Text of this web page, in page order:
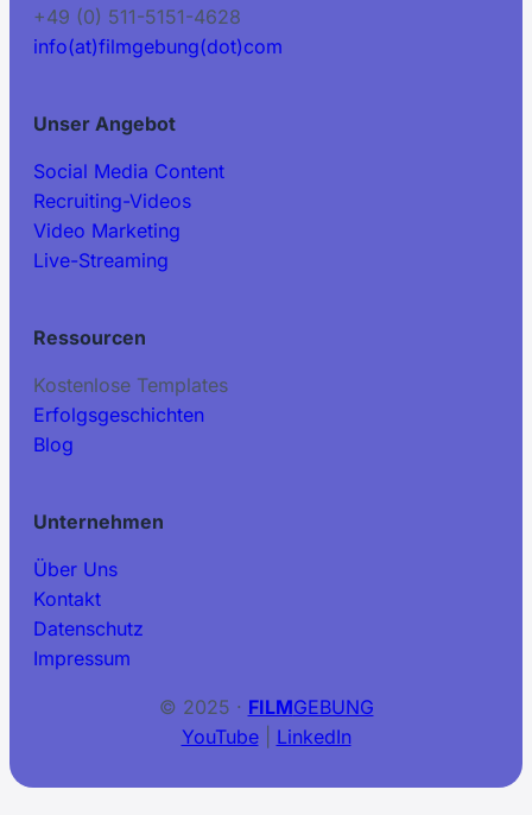
+49 (0) 511-5151-4628
info(at)filmgebung(dot)com
Unser Angebot
Social Media Content
Recruiting-Videos
Video Marketing
Live-Streaming
Ressourcen
Kostenlose Templates
Erfolgsgeschichten
Blog
Unternehmen
Über Uns
Kontakt
Datenschutz
Impressum
© 2025 · FILMGEBUNG
YouTube| LinkedIn